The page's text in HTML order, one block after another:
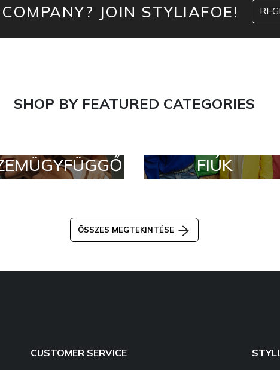
JOIN STYLIAFOE!
SHOP BY FEATURED CATEGORIES
FIÚK
ÖSSZES MEGTEKINTÉSE
CUSTOMER SERVICE